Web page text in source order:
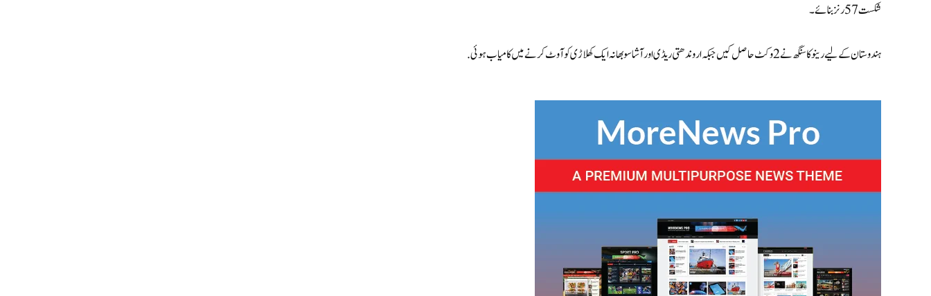
شکست 57 رنز بنائے۔
ہندوستان کے لیے رینوکا سنگھ نے 2 وکٹ حاصل کیں جبکہ اروندھتی ریڈی اور آشا سوبھانہ ایک کھلاڑی کو آوٹ کرنے میں کامیاب ہوئی.